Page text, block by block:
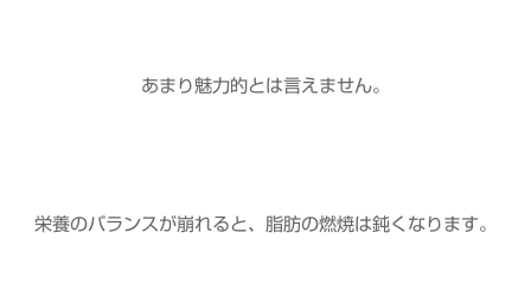
あまり魅力的とは言えません。
栄養のバランスが崩れると、脂肪の燃焼は鈍くなります。